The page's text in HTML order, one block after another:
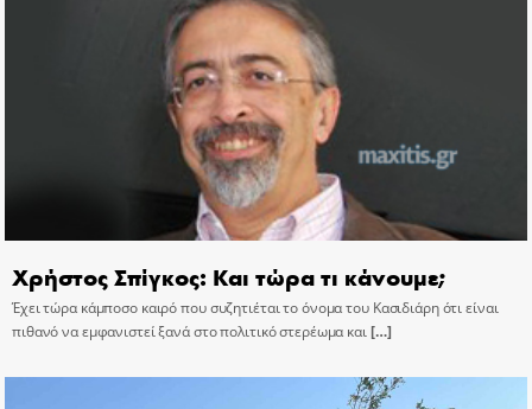
Χρήστος Σπίγκος: Και τώρα τι κάνουμε;
Έχει τώρα κάμποσο καιρό που συζητιέται το όνομα του Κασιδιάρη ότι είναι
πιθανό να εμφανιστεί ξανά στο πολιτικό στερέωμα και[…]